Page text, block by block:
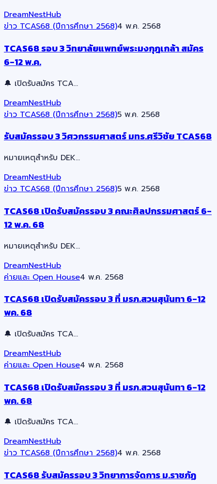
DreamNestHub
ข่าว TCAS68 (ปีการศึกษา 2568)4 พ.ค. 2568
TCAS68 รอบ 3 วิทยาลัยแพทย์พระมงกุฎเกล้า สมัคร
6-12 พ.ค.
🔔 เปิดรับสมัคร TCA…
DreamNestHub
ข่าว TCAS68 (ปีการศึกษา 2568)5 พ.ค. 2568
รับสมัครรอบ 3 วิศวกรรมศาสตร์ มทร.ศรีวิชัย TCAS68
หมายเหตุสำหรับ DEK…
DreamNestHub
ข่าว TCAS68 (ปีการศึกษา 2568)5 พ.ค. 2568
TCAS68 เปิดรับสมัครรอบ 3 คณะศิลปกรรมศาสตร์ 6-
12 พ.ค. 68
หมายเหตุสำหรับ DEK…
DreamNestHub
ค่ายและ Open House4 พ.ค. 2568
TCAS68 เปิดรับสมัครรอบ 3 ที่ มรภ.สวนสุนันทา 6-12
พค. 68
🔔 เปิดรับสมัคร TCA…
DreamNestHub
ค่ายและ Open House4 พ.ค. 2568
TCAS68 เปิดรับสมัครรอบ 3 ที่ มรภ.สวนสุนันทา 6-12
พค. 68
🔔 เปิดรับสมัคร TCA…
DreamNestHub
ข่าว TCAS68 (ปีการศึกษา 2568)4 พ.ค. 2568
TCAS68 รับสมัครรอบ 3 วิทยาการจัดการ ม.ราชภัฏ